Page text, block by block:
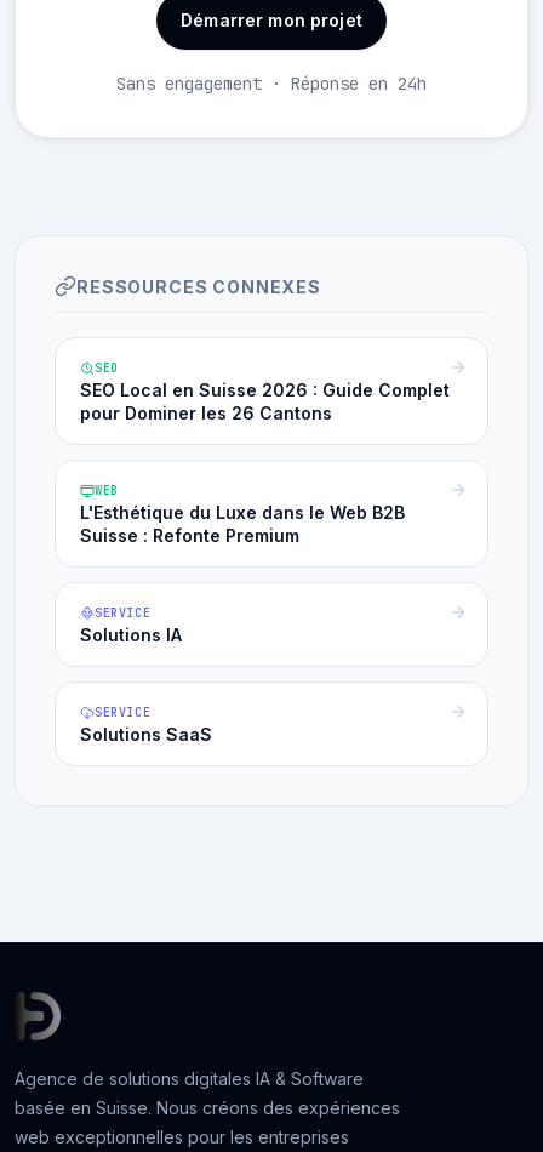
Démarrer mon projet
Sans engagement · Réponse en 24h
RESSOURCES CONNEXES
SEO
SEO Local en Suisse 2026 : Guide Complet
pour Dominer les 26 Cantons
WEB
L'Esthétique du Luxe dans le Web B2B
Suisse : Refonte Premium
SERVICE
Solutions IA
SERVICE
Solutions SaaS
Agence de solutions digitales IA & Software
basée en Suisse. Nous créons des expériences
web exceptionnelles pour les entreprises